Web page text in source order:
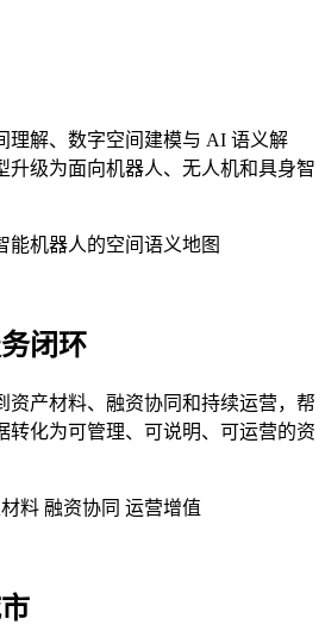
理解、数字空间建模与 AI 语义解
升级为面向机器人、无人机和具身智
闭环
资产材料、融资协同和持续运营，帮
转化为可管理、可说明、可运营的资
料 融资协同 运营增值